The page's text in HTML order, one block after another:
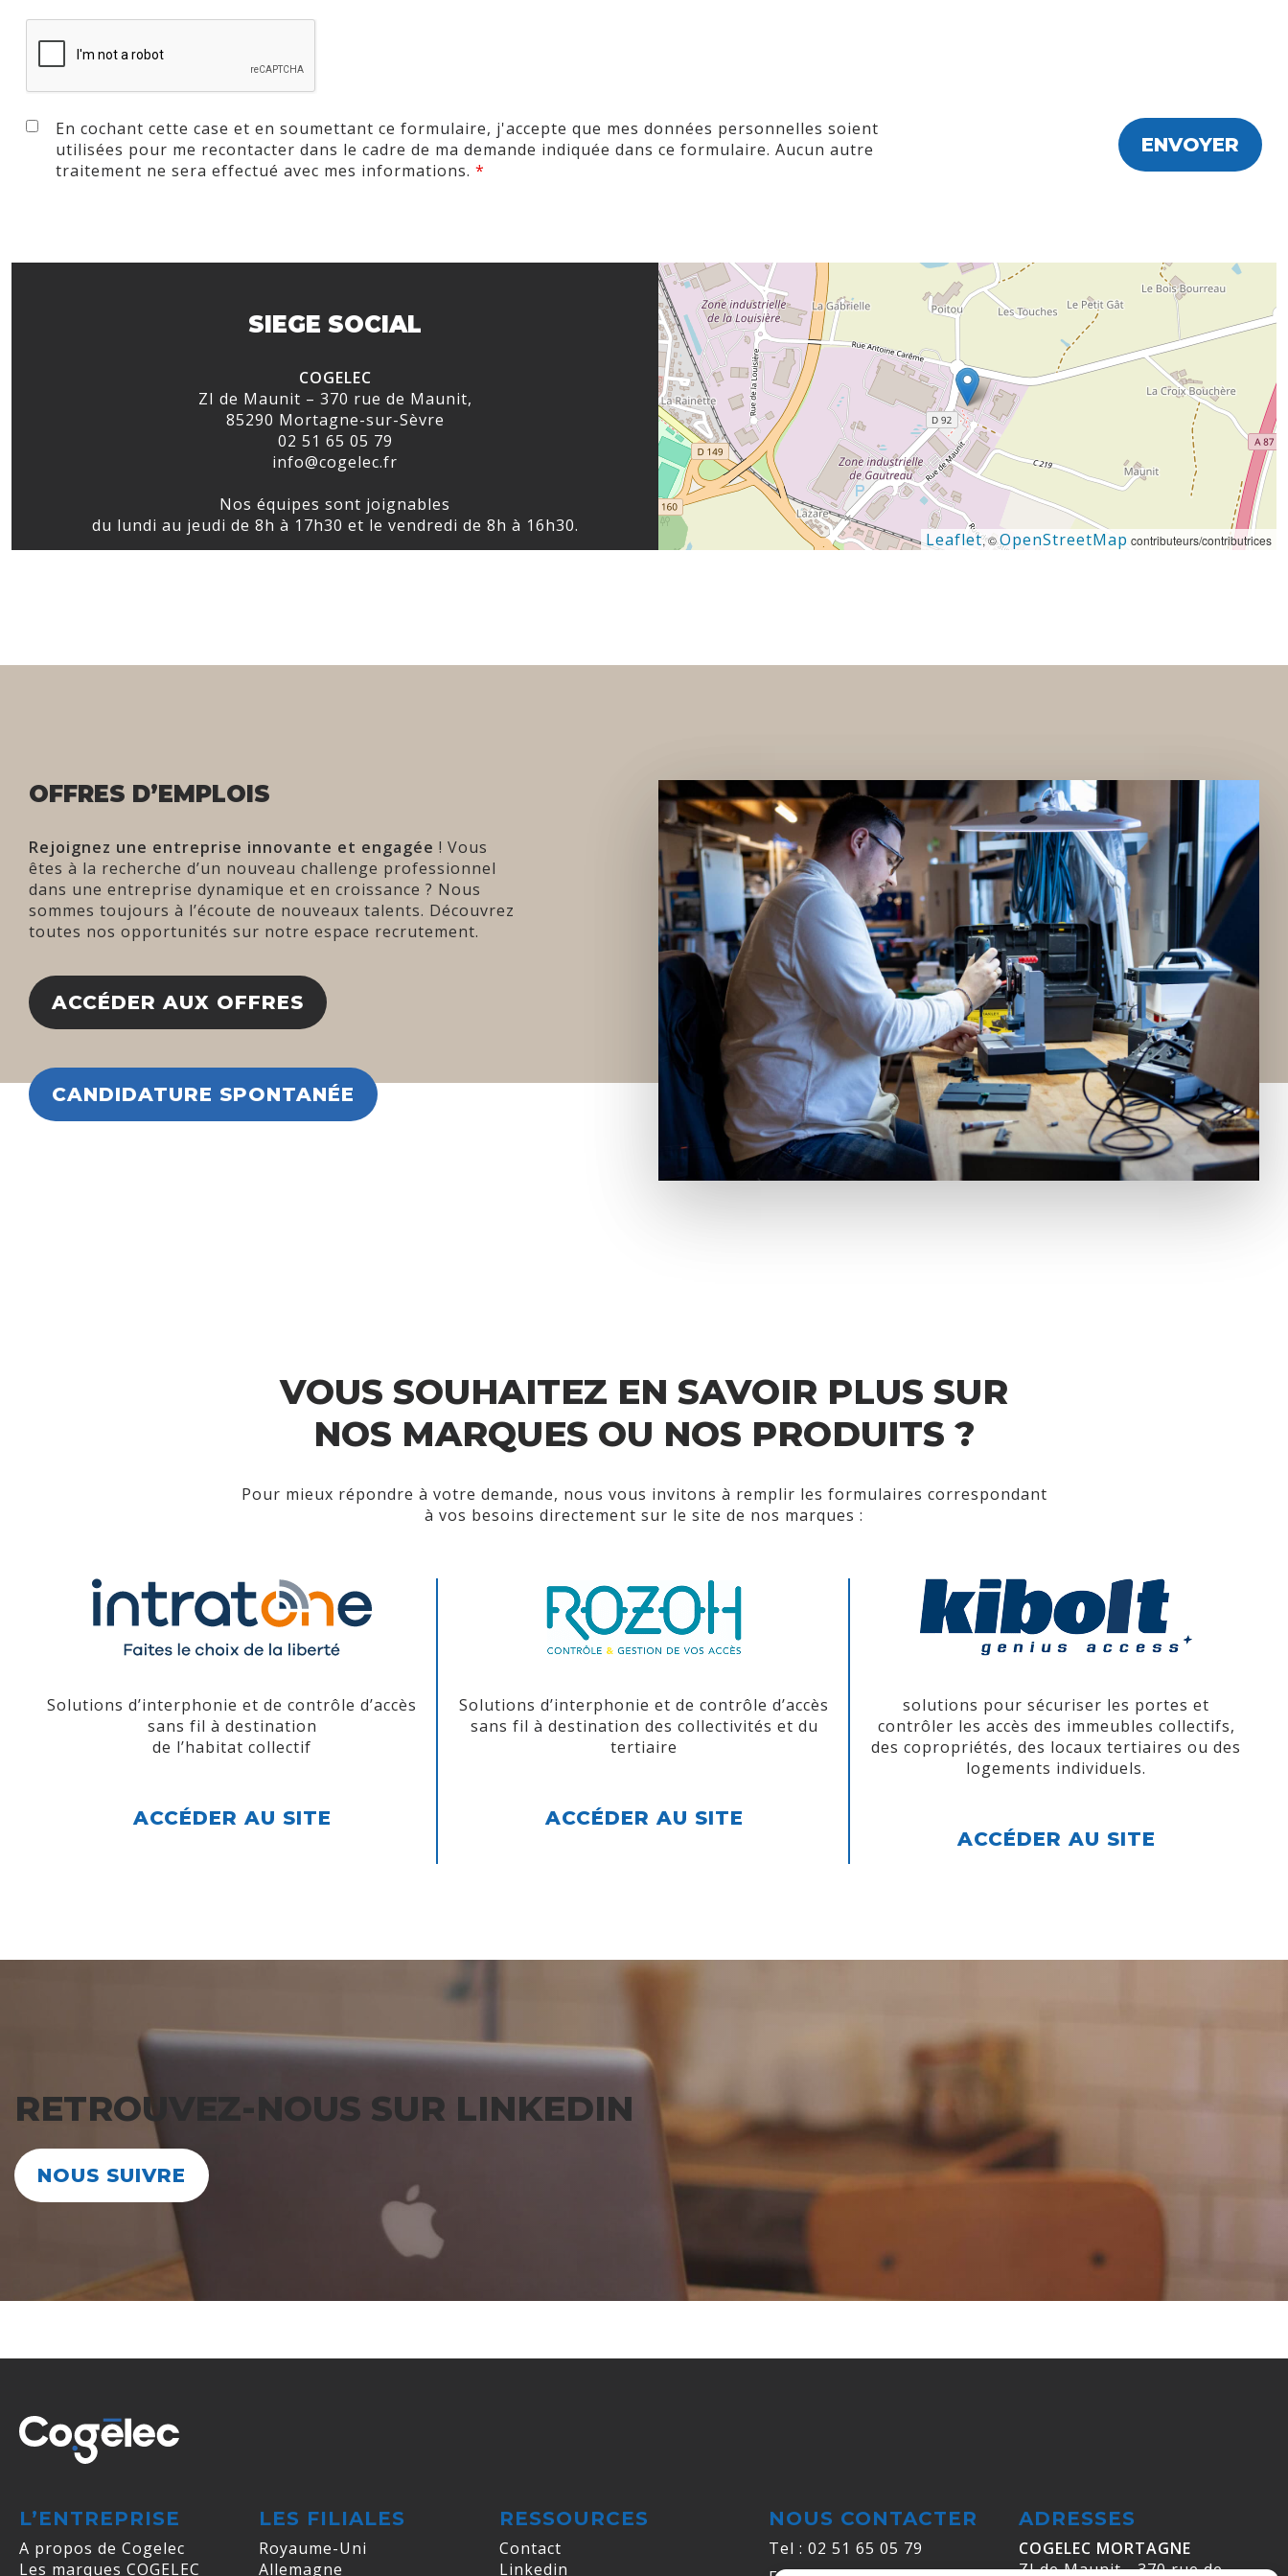
En cochant cette case et en soumettant ce formulaire, j'accepte que mes données personnelles soient
utilisées pour me recontacter dans le cadre de ma demande indiquée dans ce formulaire. Aucun autre
traitement ne sera effectué avec mes informations. *
SIEGE SOCIAL
COGELEC
ZI de Maunit – 370 rue de Maunit,
85290 Mortagne-sur-Sèvre
02 51 65 05 79
info@cogelec.fr
Nos équipes sont joignables
du lundi au jeudi de 8h à 17h30 et le vendredi de 8h à 16h30.
Leaflet, ©OpenStreetMap contributeurs/contributrices
OFFRES D’EMPLOIS
Rejoignez une entreprise innovante et engagée ! Vous
êtes à la recherche d’un nouveau challenge professionnel
dans une entreprise dynamique et en croissance ? Nous
sommes toujours à l’écoute de nouveaux talents. Découvrez
toutes nos opportunités sur notre espace recrutement.
ACCÉDER AUX OFFRES
CANDIDATURE SPONTANÉE
VOUS SOUHAITEZ EN SAVOIR PLUS SUR
NOS MARQUES OU NOS PRODUITS ?
Pour mieux répondre à votre demande, nous vous invitons à remplir les formulaires correspondant
à vos besoins directement sur le site de nos marques :
Solutions d’interphonie et de contrôle d’accès
sans fil à destination
de l’habitat collectif
ACCÉDER AU SITE
Solutions d’interphonie et de contrôle d’accès
sans fil à destination des collectivités et du
tertiaire
ACCÉDER AU SITE
solutions pour sécuriser les portes et
contrôler les accès des immeubles collectifs,
des copropriétés, des locaux tertiaires ou des
logements individuels.
ACCÉDER AU SITE
RETROUVEZ-NOUS SUR LINKEDIN
NOUS SUIVRE
L’ENTREPRISE
A propos de Cogelec
Les marques COGELEC
LES FILIALES
Royaume-Uni
Allemagne
RESSOURCES
Contact
Linkedin
NOUS CONTACTER
Tel : 02 51 65 05 79
ADRESSES
COGELEC MORTAGNE
ZI de Maunit - 370 rue de